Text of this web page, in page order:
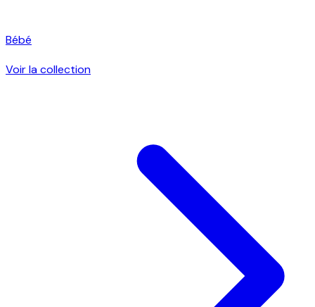
Bébé
Voir la collection